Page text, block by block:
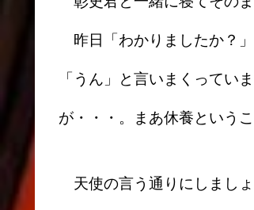
昨日「わかりましたか？
「うん」と言いまくってい
が・・・。まあ休養というこ
天使の言う通りにしましょ